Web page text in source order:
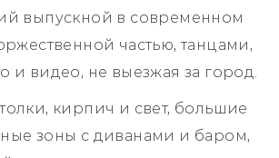
выпускной в современном
частью, танцами,
и видео, не выезжая за город.
кирпич и свет, большие
зоны с диванами и баром,